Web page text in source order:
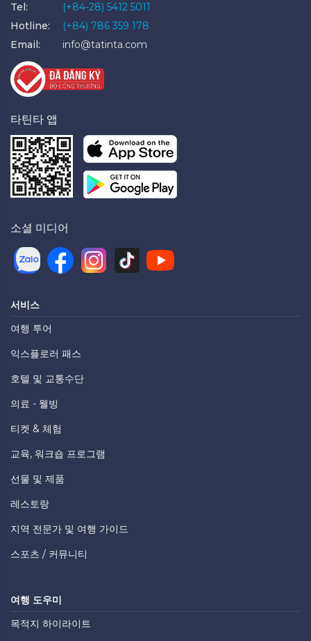
Tel:
(+84-28) 5412 5011
Hotline:
(+84) 786 359 178
Email:
info@tatinta.com
타틴타 앱
소셜 미디어
서비스
여행 투어
익스플로러 패스
호텔 및 교통수단
의료 - 웰빙
티켓 & 체험
교육, 워크숍 프로그램
선물 및 제품
레스토랑
지역 전문가 및 여행 가이드
스포츠 / 커뮤니티
여행 도우미
목적지 하이라이트